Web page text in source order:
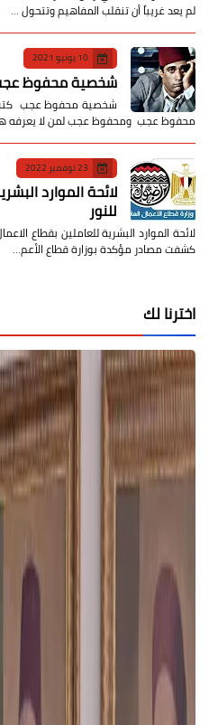
لم يعد غريباً أن تنقلب المفاهيم وتتحول …
10 يونيو 2021
شخصية محفوظ
شخصية محفوظ عجب كتب
محفوظ عجب ومحفوظ عجب لمن لا يعرفه هو
23 نوفمبر 2022
لائحة الموارد
للنور
لائحة الموارد البشرية للعاملين بقطاع
كشفت مصادر مؤكدة بوزارة قطاع الأعم…
اخترنا لك